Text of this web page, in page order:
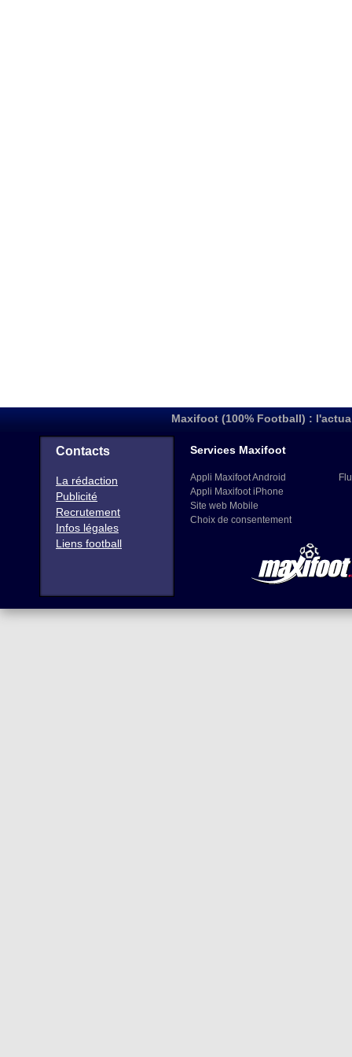
Maxifoot (100% Football) :
Contacts
La rédaction
Publicité
Recrutement
Infos légales
Liens football
Services Maxifoot
Appli Maxifoot Android
Appli Maxifoot iPhone
Site web Mobile
Choix de consentement